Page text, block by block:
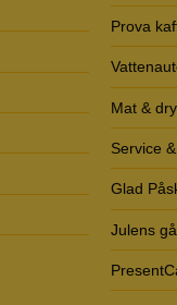
Prova
Mat &
Service
Glad
Julens